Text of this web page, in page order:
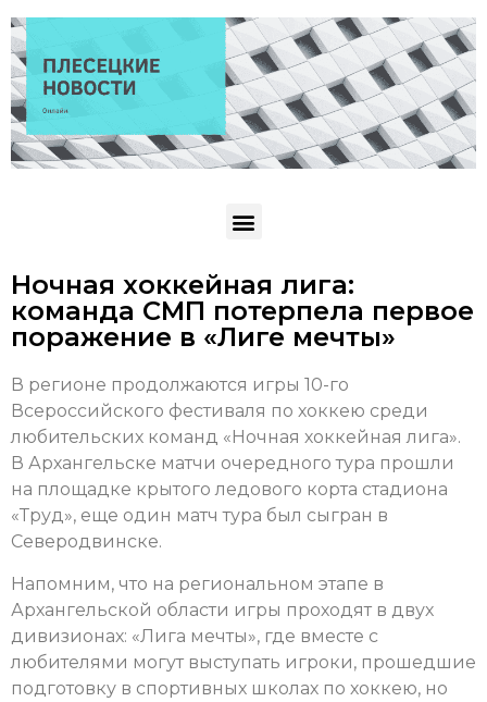
Ночная хоккейная лига:
команда СМП потерпела первое
поражение в «Лиге мечты»
В регионе продолжаются игры 10-го
Всероссийского фестиваля по хоккею среди
любительских команд «Ночная хоккейная лига».
В Архангельске матчи очередного тура прошли
на площадке крытого ледового корта стадиона
«Труд», еще один матч тура был сыгран в
Северодвинске.
Напомним, что на региональном этапе в
Архангельской области игры проходят в двух
дивизионах: «Лига мечты», где вместе с
любителями могут выступать игроки, прошедшие
подготовку в спортивных школах по хоккею, но